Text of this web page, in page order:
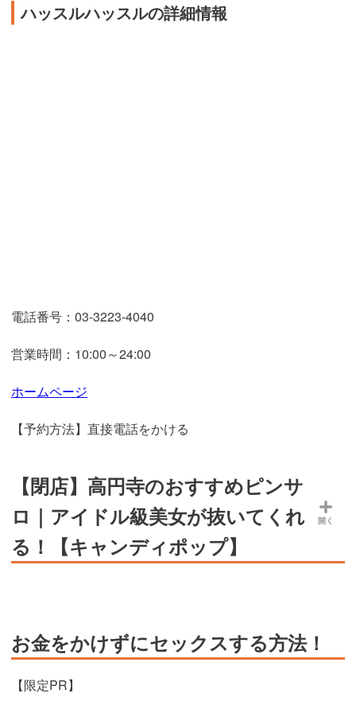
ハッスルハッスルの詳細情報
電話番号：03-3223-4040
営業時間：10:00～24:00
ホームページ
【予約方法】直接電話をかける
【閉店】高円寺のおすすめピンサ
ロ｜アイドル級美女が抜いてくれ
る！【キャンディポップ】
開く
お金をかけずにセックスする方法！
【限定PR】